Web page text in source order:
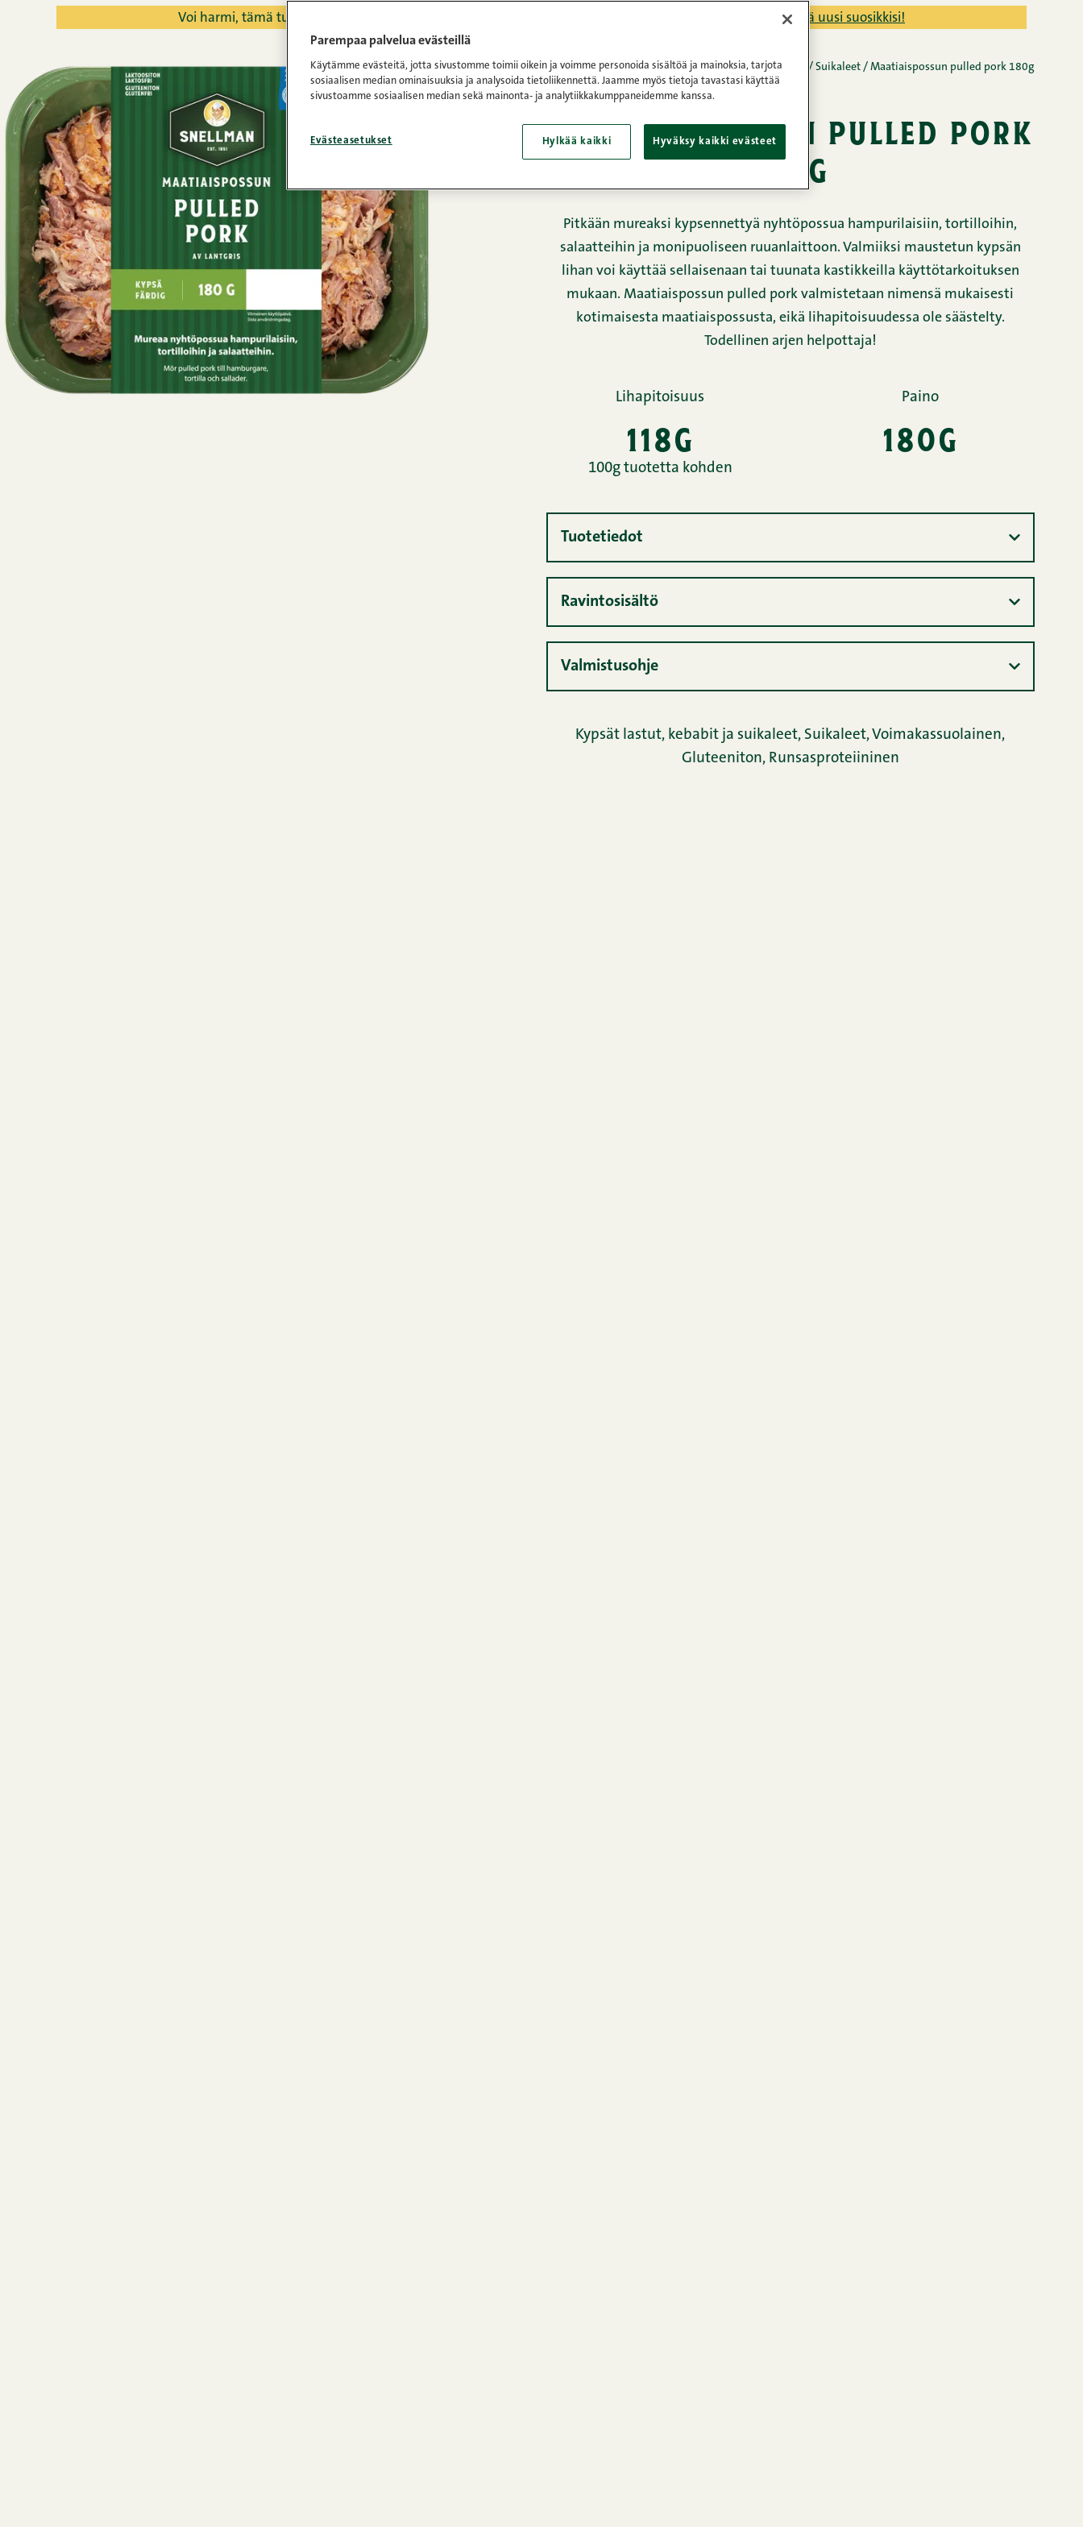
Voi harmi, tämä tuote on poistunut valikoimasta. Tutustu Snellmanin muihin herkullisiin tuotteisiin ja löydä uusi suosikkisi!
Etusivu / Tuotteet / Kypsät lastut, kebabit ja suikaleet / Suikaleet / Maatiaispossun pulled pork 180g
maatiaispossun pulled pork
180g
Pitkään mureaksi kypsennettyä nyhtöpossua hampurilaisiin, tortilloihin,
salaatteihin ja monipuoliseen ruuanlaittoon. Valmiiksi maustetun kypsän
lihan voi käyttää sellaisenaan tai tuunata kastikkeilla käyttötarkoituksen
mukaan. Maatiaispossun pulled pork valmistetaan nimensä mukaisesti
kotimaisesta maatiaispossusta, eikä lihapitoisuudessa ole säästelty.
Todellinen arjen helpottaja!
Lihapitoisuus
118g
100g tuotetta kohden
Paino
180g
Tuotetiedot
Ravintosisältö
Valmistusohje
Kypsät lastut, kebabit ja suikaleet, Suikaleet, Voimakassuolainen,
Gluteeniton, Runsasproteiininen
Parempaa palvelua evästeillä
Käytämme evästeitä, jotta sivustomme toimii oikein ja voimme personoida sisältöä ja mainoksia, tarjota
sosiaalisen median ominaisuuksia ja analysoida tietoliikennettä. Jaamme myös tietoja tavastasi käyttää
sivustoamme sosiaalisen median sekä mainonta- ja analytiikkakumppaneidemme kanssa.
Evästeasetukset Hylkää kaikki Hyväksy kaikki evästeet